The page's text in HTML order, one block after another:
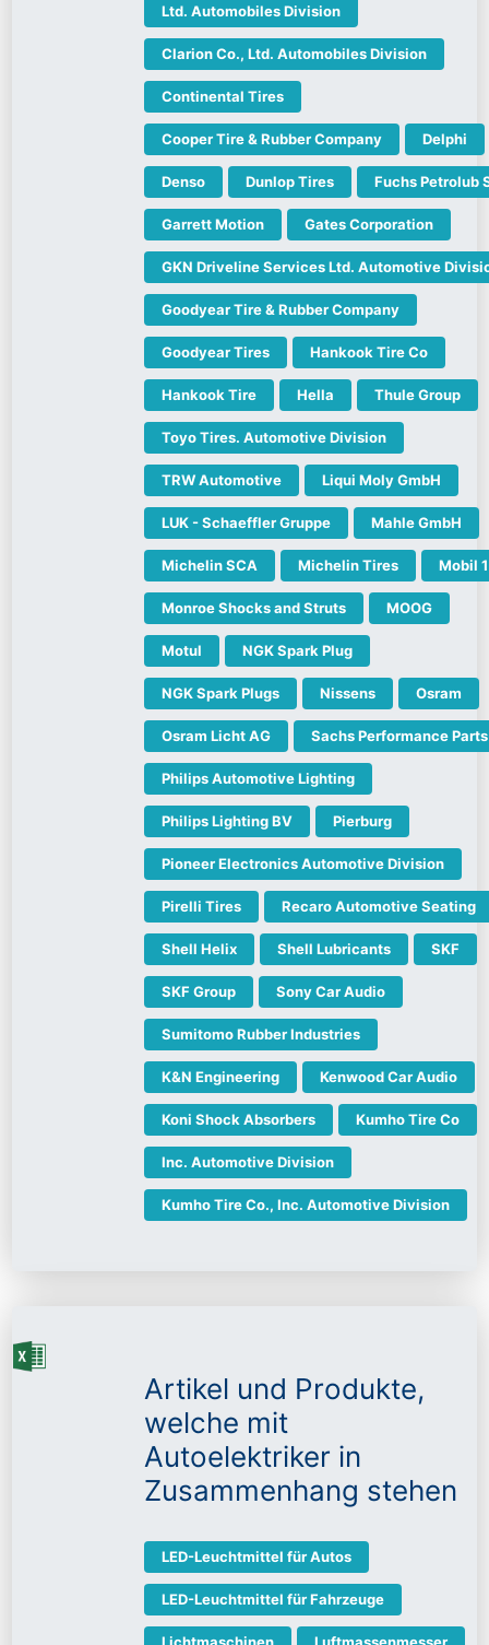
Ltd. Automobiles Division
Clarion Co., Ltd. Automobiles Division
Continental Tires
Cooper Tire & Rubber Company Delphi
Denso Dunlop Tires Fuchs Petrolub
Garrett Motion Gates Corporation
GKN Driveline Services Ltd. Automotive
Goodyear Tire & Rubber Company
Goodyear Tires Hankook Tire Co
Hankook Tire Hella Thule Group
Toyo Tires. Automotive Division
TRW Automotive Liqui Moly GmbH
LUK - Schaeffler Gruppe Mahle GmbH
Michelin SCA Michelin Tires Mobil 1
Monroe Shocks and Struts MOOG
Motul NGK Spark Plug
NGK Spark Plugs Nissens Osram
Osram Licht AG Sachs Performance Parts
Philips Automotive Lighting
Philips Lighting BV Pierburg
Pioneer Electronics Automotive Division
Pirelli Tires Recaro Automotive Seating
Shell Helix Shell Lubricants SKF
SKF Group Sony Car Audio
Sumitomo Rubber Industries
K&N Engineering Kenwood Car Audio
Koni Shock Absorbers Kumho Tire Co
Inc. Automotive Division
Kumho Tire Co., Inc. Automotive Division
Artikel und Produkte,
welche mit
Autoelektriker in
Zusammenhang stehen
LED-Leuchtmittel für Autos
LED-Leuchtmittel für Fahrzeuge